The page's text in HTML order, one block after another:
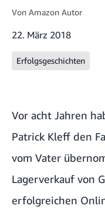
Von Amazon Autor
22. März 2018
Erfolgsgeschichten
Vor acht Jahren
Patrick Kleff den
vom Vater
Lagerverkauf von
erfolgreichen